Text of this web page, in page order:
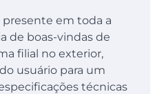
presente em toda a
de boas-vindas de
filial no exterior,
usuário para um
técnicas